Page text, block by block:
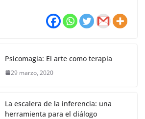
Psicomagia: El arte como terapia
29 marzo, 2020
La escalera de la inferencia: una
herramienta para el diálogo